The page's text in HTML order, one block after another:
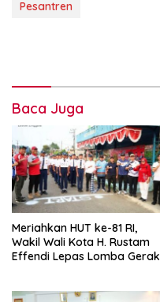
Pesantren
Baca Juga
Meriahkan HUT ke-81 RI,
Wakil Wali Kota H. Rustam
Effendi Lepas Lomba Gerak